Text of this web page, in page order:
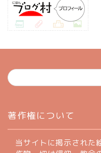
著作権について
当サイトに掲示された